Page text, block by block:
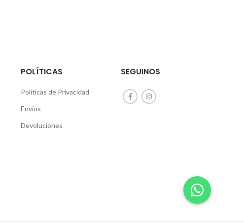
POLÍTICAS
Políticas de Privacidad
Envíos
Devoluciones
SEGUINOS